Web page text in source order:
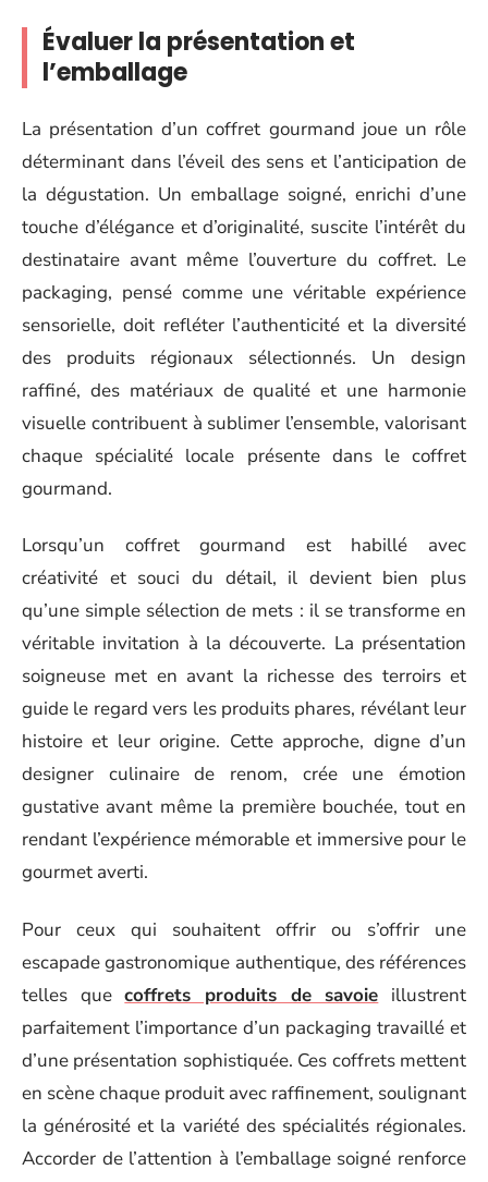
Évaluer la présentation et
l’emballage
La présentation d’un coffret gourmand joue un rôle
déterminant dans l’éveil des sens et l’anticipation de
la dégustation. Un emballage soigné, enrichi d’une
touche d’élégance et d’originalité, suscite l’intérêt du
destinataire avant même l’ouverture du coffret. Le
packaging, pensé comme une véritable expérience
sensorielle, doit refléter l’authenticité et la diversité
des produits régionaux sélectionnés. Un design
raffiné, des matériaux de qualité et une harmonie
visuelle contribuent à sublimer l’ensemble, valorisant
chaque spécialité locale présente dans le coffret
gourmand.
Lorsqu’un coffret gourmand est habillé avec
créativité et souci du détail, il devient bien plus
qu’une simple sélection de mets : il se transforme en
véritable invitation à la découverte. La présentation
soigneuse met en avant la richesse des terroirs et
guide le regard vers les produits phares, révélant leur
histoire et leur origine. Cette approche, digne d’un
designer culinaire de renom, crée une émotion
gustative avant même la première bouchée, tout en
rendant l’expérience mémorable et immersive pour le
gourmet averti.
Pour ceux qui souhaitent offrir ou s’offrir une
escapade gastronomique authentique, des références
telles quecoffrets produits de savoie illustrent
parfaitement l’importance d’un packaging travaillé et
d’une présentation sophistiquée. Ces coffrets mettent
en scène chaque produit avec raffinement, soulignant
la générosité et la variété des spécialités régionales.
Accorder de l’attention à l’emballage soigné renforce